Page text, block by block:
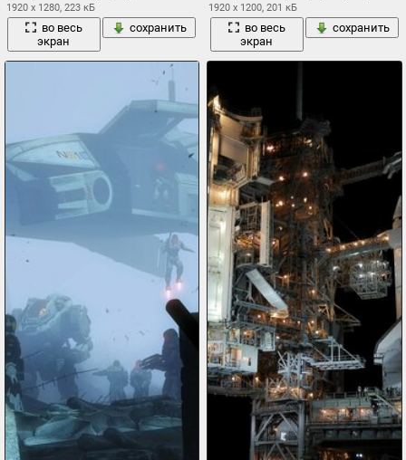
1920 x 1280, 223 кБ
во весь
экран
сохранить
1920 x 1200, 201 кБ
во весь
экран
сохранить